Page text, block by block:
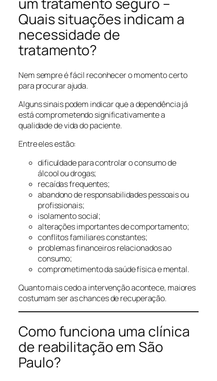
Quais situações indicam a
necessidade de
tratamento?
Nem sempre é fácil reconhecer o momento certo
para procurar ajuda.
Alguns sinais podem indicar que a dependência já
está comprometendo significativamente a
qualidade de vida do paciente.
Entre eles estão:
dificuldade para controlar o consumo de
álcool ou drogas;
recaídas frequentes;
abandono de responsabilidades pessoais ou
profissionais;
isolamento social;
alterações importantes de comportamento;
conflitos familiares constantes;
problemas financeiros relacionados ao
consumo;
comprometimento da saúde física e mental.
Quanto mais cedo a intervenção acontece, maiores
costumam ser as chances de recuperação.
Como funciona uma clínica
de reabilitação em São
Paulo?